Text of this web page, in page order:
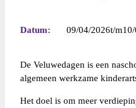
Datum: 09/04/2026
De Veluwedagen is een
algemeen werkzame
Het doel is om meer